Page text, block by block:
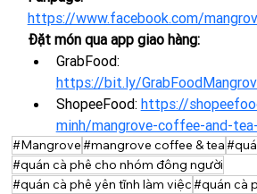
https://www.facebook.com/
Đặt món qua app giao hàng:
GrabFood:
https://bit.ly/
ShopeeFood: https://
minh/mangrove-coffee-and-
#Mangrove#mangrove coffee & tea
#quán cà phê cho nhóm đông người
#quán cà phê yên tĩnh làm việc#quán cà